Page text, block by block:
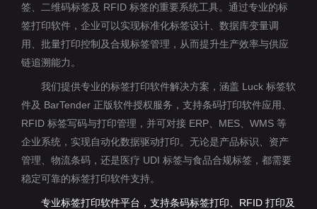
签、二维码标签及 RFID 标签的重要系统工具。通过专业的标
签打印软件，企业可以实现标准化标签设计、数据库变量调
用、批量打印控制及合规标签管理，从而提升生产效率与供应
链追溯能力。
我们提供专业的标签打印软件解决方案，涵盖 Luck 标签软
件及 BarTender 正版软件授权服务，支持条码打印软件应用、
RFID 标签写码与打印管理，并可对接 ERP、MES、WMS 等
企业系统，实现自动化数据驱动打印。无论是产品标识、资产
管理、物流条码，还是医疗 UDI 标签与食品合规标签，都需要
稳定可靠的标签打印软件支持。
专业标签打印软件平台，支持条码标签打印、RFID 打印及